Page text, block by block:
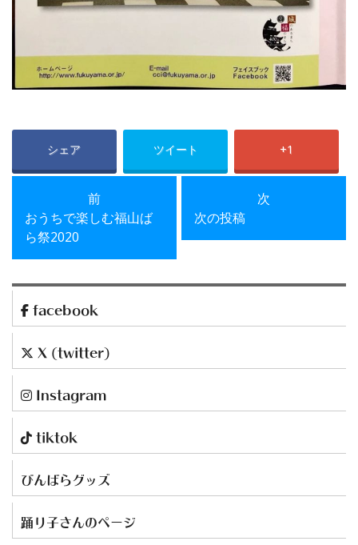
シェア ツイート +1
前
おうちで楽しむ福山ば
ら祭2020
次
次の投稿
facebook
X (twitter)
Instagram
tiktok
びんばらグッズ
踊り子さんのページ